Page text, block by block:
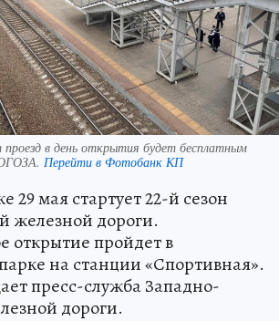
проезд в день открытия будет бесплатным
Перейти в Фотобанк КП
29 мая стартует 22-й сезон
железной дороги.
открытие пройдет в
на станции «Спортивная».
пресс-служба Западно-
дороги.